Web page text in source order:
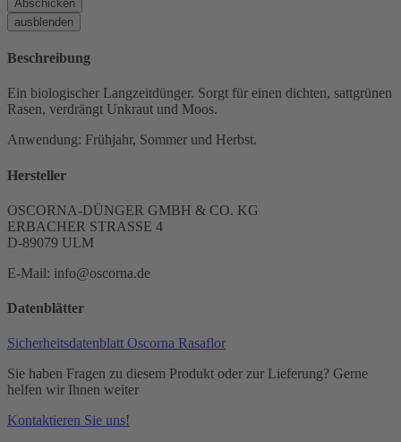
Abschicken
ausblenden
Beschreibung
Ein biologischer Langzeitdünger. Sorgt für einen dichten, sattgrünen
Rasen, verdrängt Unkraut und Moos.
Anwendung: Frühjahr, Sommer und Herbst.
Hersteller
OSCORNA-DÜNGER GMBH & CO. KG
ERBACHER STRASSE 4
D-89079 ULM
E-Mail: info@oscorna.de
Datenblätter
Sicherheitsdatenblatt Oscorna Rasaflor
Sie haben Fragen zu diesem Produkt oder zur Lieferung? Gerne
helfen wir Ihnen weiter
Kontaktieren Sie uns!